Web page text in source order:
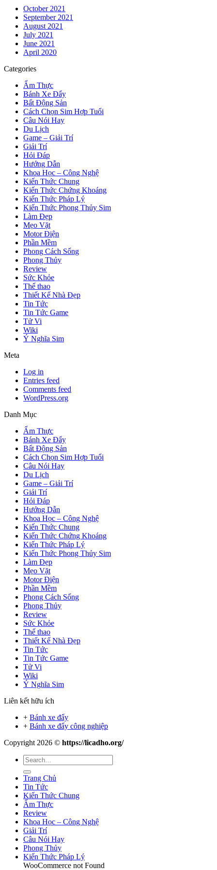
October 2021
September 2021
August 2021
July 2021
June 2021
April 2020
Categories
Ẩm Thực
Bánh Xe Đẩy
Bất Động Sản
Cách Chọn Sim Hợp Tuổi
Câu Nói Hay
Du Lịch
Game – Giải Trí
Giải Trí
Hỏi Đáp
Hướng Dẫn
Khoa Học – Công Nghệ
Kiến Thức Chung
Kiến Thức Chứng Khoáng
Kiến Thức Pháp Lý
Kiến Thức Phong Thủy Sim
Làm Đẹp
Mẹo Vặt
Motor Điện
Phần Mềm
Phong Cách Sống
Phong Thủy
Review
Sức Khỏe
Thể thao
Thiết Kế Nhà Đẹp
Tin Tức
Tin Tức Game
Tử Vi
Wiki
Ý Nghĩa Sim
Meta
Log in
Entries feed
Comments feed
WordPress.org
Danh Mục
Ẩm Thực
Bánh Xe Đẩy
Bất Động Sản
Cách Chọn Sim Hợp Tuổi
Câu Nói Hay
Du Lịch
Game – Giải Trí
Giải Trí
Hỏi Đáp
Hướng Dẫn
Khoa Học – Công Nghệ
Kiến Thức Chung
Kiến Thức Chứng Khoáng
Kiến Thức Pháp Lý
Kiến Thức Phong Thủy Sim
Làm Đẹp
Mẹo Vặt
Motor Điện
Phần Mềm
Phong Cách Sống
Phong Thủy
Review
Sức Khỏe
Thể thao
Thiết Kế Nhà Đẹp
Tin Tức
Tin Tức Game
Tử Vi
Wiki
Ý Nghĩa Sim
Liên kết hữu ích
+ Bánh xe đẩy
+ Bánh xe đẩy công nghiệp
Copyright 2026 © https://licadho.org/
Trang Chủ
Tin Tức
Kiến Thức Chung
Ẩm Thực
Review
Khoa Học – Công Nghệ
Giải Trí
Câu Nói Hay
Phong Thủy
Kiến Thức Pháp Lý
WooCommerce not Found